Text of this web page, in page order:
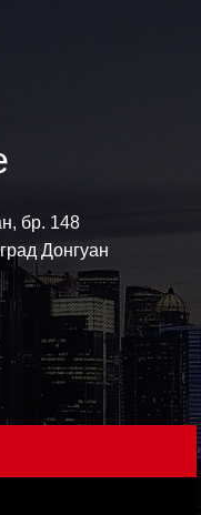
бр. 148
Донгуан